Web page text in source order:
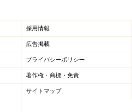
採用情報
広告掲載
プライバシーポリシー
著作権・商標・免責
サイトマップ